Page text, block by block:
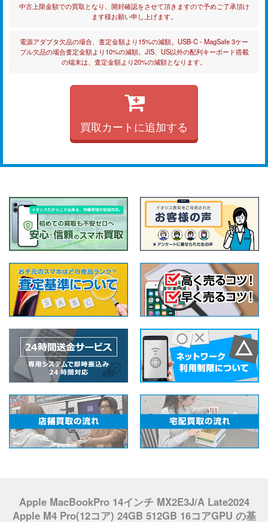
中古上限金額での買取となり、開封確認をさせて頂きますので予めご了承頂け
ます様お願い申し上げます。
電源アダプタ欠品の場合、査定金額より15%の減額。USB-C - MagSafe 3ケー
ブル欠品の場合査定金額より10%の減額。JIS、US以外の配列キーボード搭載
の端末は、査定金額より20%の減額となります。
買取カートに追加する
Apple MacBookPro 14インチ MX2E3J/A Late2024
Apple M4 Pro(12コア) 24GB 512GB 16コアGPU の基